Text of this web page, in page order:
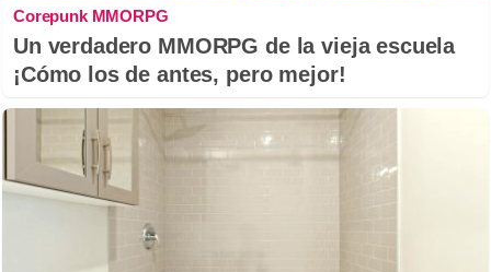
Corepunk MMORPG
Un verdadero MMORPG de la vieja escuela
¡Cómo los de antes, pero mejor!